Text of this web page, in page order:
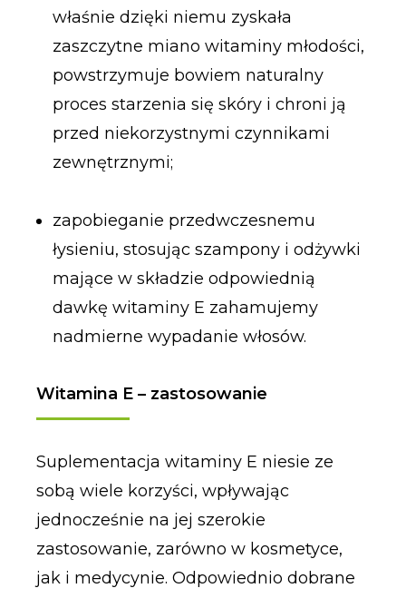
właśnie dzięki niemu zyskała
zaszczytne miano witaminy młodości,
powstrzymuje bowiem naturalny
proces starzenia się skóry i chroni ją
przed niekorzystnymi czynnikami
zewnętrznymi;
zapobieganie przedwczesnemu
łysieniu, stosując szampony i odżywki
mające w składzie odpowiednią
dawkę witaminy E zahamujemy
nadmierne wypadanie włosów.
Witamina E – zastosowanie
Suplementacja witaminy E niesie ze
sobą wiele korzyści, wpływając
jednocześnie na jej szerokie
zastosowanie, zarówno w kosmetyce,
jak i medycynie. Odpowiednio dobrane